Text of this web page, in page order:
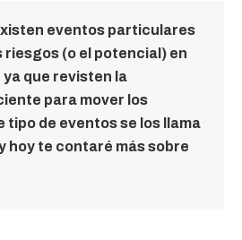
eventos particulares
riesgos (o el potencial) en
que revisten la
para mover los
tipo de eventos se los llama
hoy te contaré más sobre